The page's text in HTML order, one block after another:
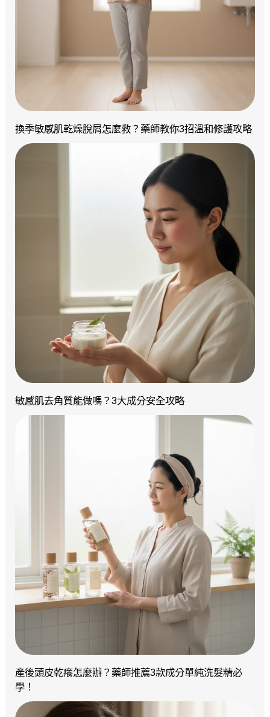
換季敏感肌乾燥脫屑怎麼救？藥師教你3招溫和修護攻略
敏感肌去角質能做嗎？3大成分安全攻略
產後頭皮乾癢怎麼辦？藥師推薦3款成分單純洗髮精必
學！